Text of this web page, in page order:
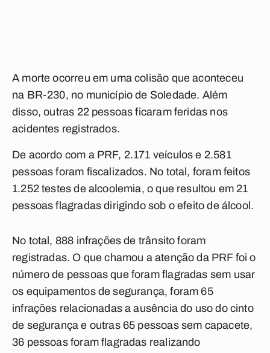
A morte ocorreu em uma colisão que aconteceu
na BR-230, no município de Soledade. Além
disso, outras 22 pessoas ficaram feridas nos
acidentes registrados.
De acordo com a PRF, 2.171 veículos e 2.581
pessoas foram fiscalizados. No total, foram feitos
1.252 testes de alcoolemia, o que resultou em 21
pessoas flagradas dirigindo sob o efeito de álcool.
No total, 888 infrações de trânsito foram
registradas. O que chamou a atenção da PRF foi o
número de pessoas que foram flagradas sem usar
os equipamentos de segurança, foram 65
infrações relacionadas a ausência do uso do cinto
de segurança e outras 65 pessoas sem capacete,
36 pessoas foram flagradas realizando